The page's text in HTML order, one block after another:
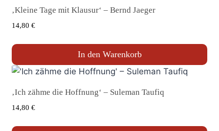
‚Kleine Tage mit Klausur‘ – Bernd Jaeger
14,80 €
In den Warenkorb
‚Ich zähme die Hoffnung‘ – Suleman Taufiq
14,80 €